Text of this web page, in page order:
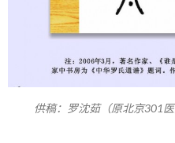
供稿：罗沈茹（原北京301